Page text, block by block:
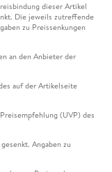
dieser Artikel
Die jeweils zutreffende
zu Preissenkungen
an den Anbieter der
auf der Artikelseite
(UVP) des
Angaben zu